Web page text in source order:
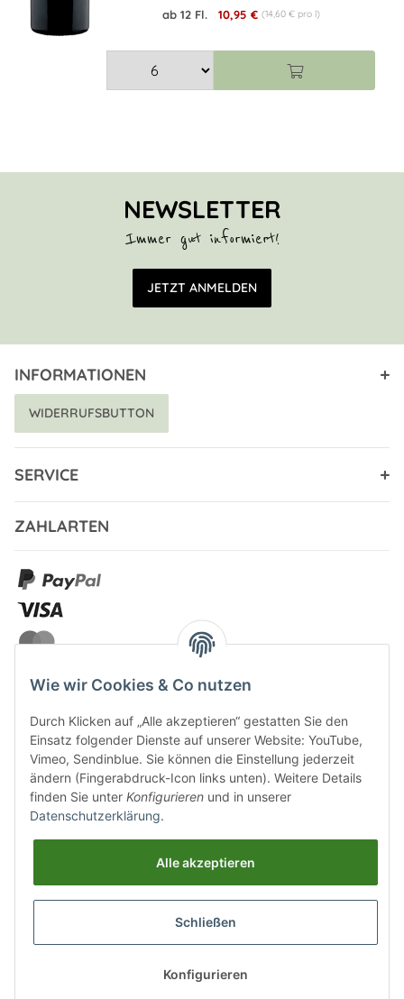
ab 12 Fl. 10,95 € (14,60 € pro l)
NEWSLETTER
Immer gut informiert!
E-Mail Adresse
JETZT ANMELDEN
INFORMATIONEN
WIDERRUFSBUTTON
SERVICE
ZAHLARTEN
VERSANDARTEN
Sichere Zahlung
Wie wir Cookies & Co nutzen
Durch Klicken auf „Alle akzeptieren“ gestatten Sie den
Einsatz folgender Dienste auf unserer Website: YouTube,
Vimeo, Sendinblue. Sie können die Einstellung jederzeit
ändern (Fingerabdruck-Icon links unten). Weitere Details
finden Sie unter Konfigurieren und in unserer
Datenschutzerklärung.
Alle akzeptieren
Schließen
Konfigurieren